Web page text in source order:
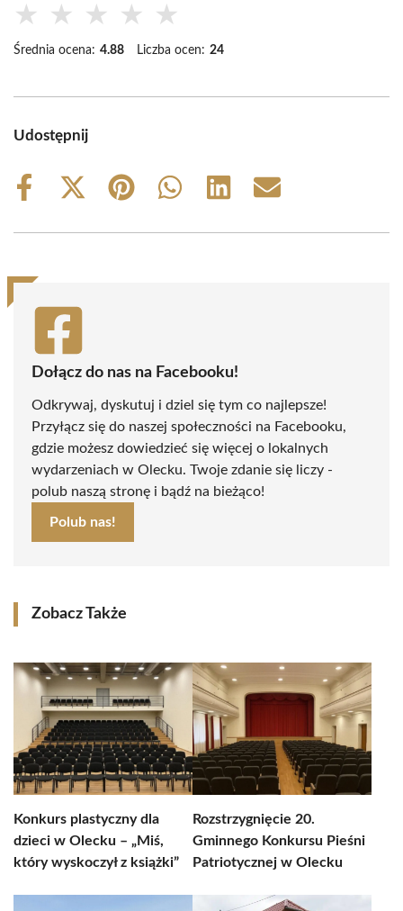
★ ★ ★ ★ ★
Średnia ocena: 4.88 Liczba ocen: 24
Udostępnij
Share
Share
(Twitter)
Share
Share
Share
Share
Dołącz do nas na Facebooku!
Odkrywaj, dyskutuj i dziel się tym co najlepsze!
Przyłącz się do naszej społeczności na Facebooku,
gdzie możesz dowiedzieć się więcej o lokalnych
wydarzeniach w Olecku. Twoje zdanie się liczy -
polub naszą stronę i bądź na bieżąco!
Polub nas!
Zobacz Także
Konkurs plastyczny dla
dzieci w Olecku – „Miś,
który wyskoczył z książki”
Rozstrzygnięcie 20.
Gminnego Konkursu Pieśni
Patriotycznej w Olecku